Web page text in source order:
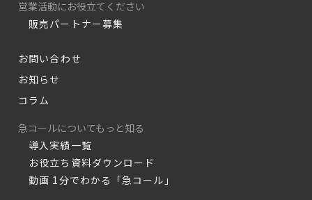
営業活動にお役立てください
販売パートナー募集
お問い合わせ
お知らせ
コラム
急コールについてもっと知る
導入実績一覧
お役立ち資料ダウンロード
動画 1分でわかる「急コール」